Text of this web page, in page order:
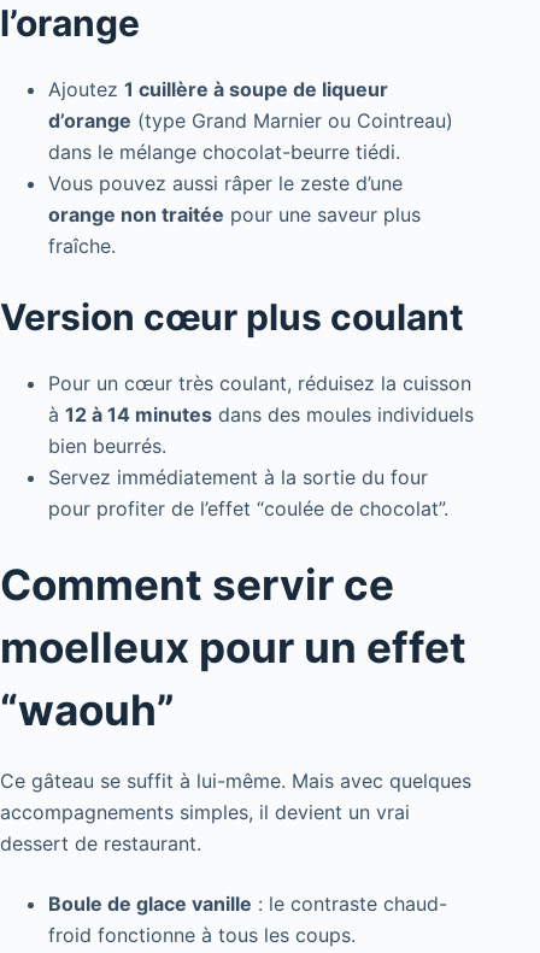
l’orange
Ajoutez 1 cuillère à soupe de liqueur
d’orange (type Grand Marnier ou Cointreau)
dans le mélange chocolat-beurre tiédi.
Vous pouvez aussi râper le zeste d’une
orange non traitée pour une saveur plus
fraîche.
Version cœur plus coulant
Pour un cœur très coulant, réduisez la cuisson
à 12 à 14 minutes dans des moules individuels
bien beurrés.
Servez immédiatement à la sortie du four
pour profiter de l’effet “coulée de chocolat”.
Comment servir ce
moelleux pour un effet
“waouh”
Ce gâteau se suffit à lui-même. Mais avec quelques
accompagnements simples, il devient un vrai
dessert de restaurant.
Boule de glace vanille : le contraste chaud-
froid fonctionne à tous les coups.